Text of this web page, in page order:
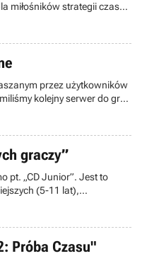
miłośników strategii czasu
pojawiła się taktyczna
zespół Independance
przez użytkowników
kolejny serwer do gry
graczy”
pt. „CD Junior”. Jest to
(5-11 lat),
Próba Czasu"